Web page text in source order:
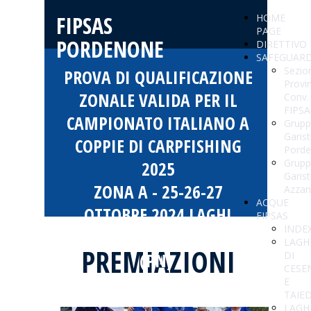
PROVA DI QUALIFICAZIONE
ZONALE VALIDA PER IL
CAMPIONATO ITALIANO A
COPPIE DI CARPFISHING
2025
ZONA A - 25-26-27
OTTOBRE 2024 LAGHI
(PN)
FIPSAS
PORDENONE
HOME
PAGE
DIRETTIVO
Conv.
ACQUE
FIPSAS
DI
E
PREMIAZIONI